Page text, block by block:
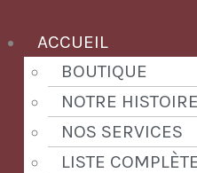
ACCUEIL
BOUTIQUE
NOTRE HISTOIRE
NOS SERVICES
LISTE